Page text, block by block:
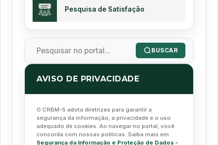
Pesquisa de Satisfação
BUSCAR
AVISO DE PRIVACIDADE
O CRBM-5 adota diretrizes para garantir a
segurança da informação, a privacidade e o uso
adequado de cookies. Ao navegar no portal, você
concorda com nossas políticas. Saiba mais em
Segurança da Informação e Proteção de Dados -